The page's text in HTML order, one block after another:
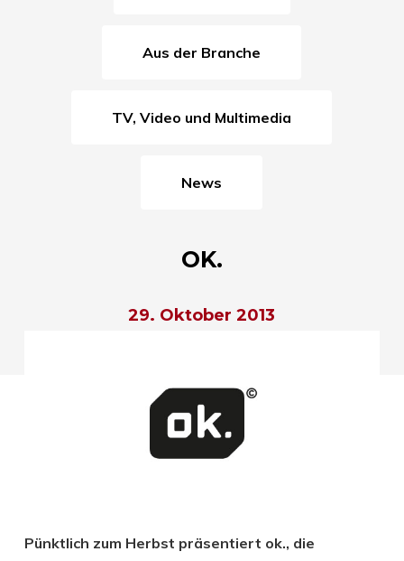
Aus der Branche
TV, Video und Multimedia
News
OK.
29. Oktober 2013
Pünktlich zum Herbst präsentiert ok., die